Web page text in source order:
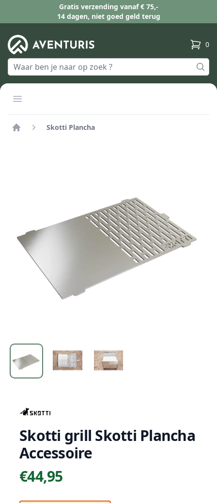
Gratis verzending vanaf € 75,-
14 dagen, niet goed geld terug
0
Open menu
Skotti Plancha
Skotti grill Skotti Plancha
Accessoire
Prijs
€44,95